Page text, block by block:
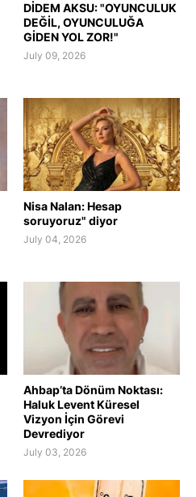
DİDEM AKSU: "OYUNCULUK
DEĞİL, OYUNCULUĞA
GİDEN YOL ZOR!"
July 09, 2026
Nisa Nalan: Hesap
soruyoruz" diyor
July 04, 2026
Ahbap’ta Dönüm Noktası:
Haluk Levent Küresel
Vizyon İçin Görevi
Devrediyor
July 03, 2026